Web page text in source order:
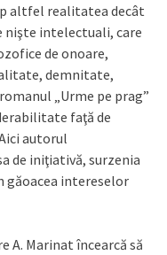
altfel realitatea decât
nişte intelectuali, care
de onoare,
demnitate,
„Urme pe prag”
faţă de
autorul
de iniţiativă, surzenia
găoacea intereselor
A. Marinat încearcă să